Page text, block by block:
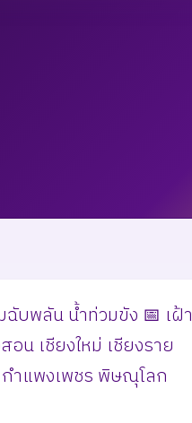
พลัน น้ำท่วมขัง 📅 เฝ้า
เชียงใหม่ เชียงราย
ำแพงเพชร พิษณุโลก